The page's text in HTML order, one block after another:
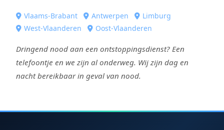
Vlaams-Brabant Antwerpen
Limburg
West-Vlaanderen
Oost-Vlaanderen
Dringend nood aan een ontstoppingsdienst? Een
telefoontje en we zijn al onderweg. Wij zijn dag en
nacht bereikbaar in geval van nood.